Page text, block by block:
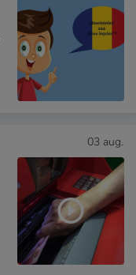
03 aug.